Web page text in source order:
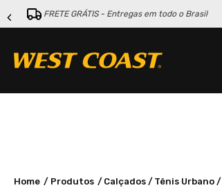
FRETE GRÁTIS - Entregas em todo o Brasil
Produtos Calçados Tênis Urbano